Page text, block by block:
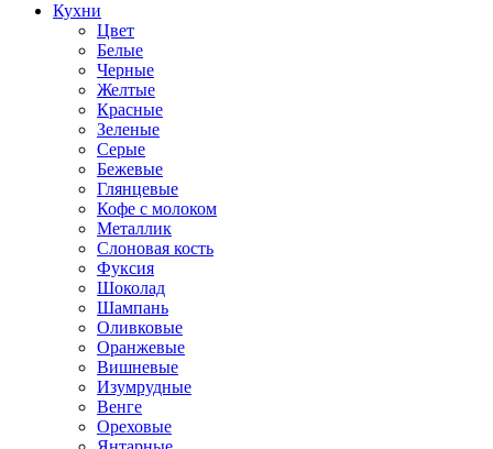
Кухни
Цвет
Белые
Черные
Желтые
Красные
Зеленые
Серые
Бежевые
Глянцевые
Кофе с молоком
Металлик
Слоновая кость
Фуксия
Шоколад
Шампань
Оливковые
Оранжевые
Вишневые
Изумрудные
Венге
Ореховые